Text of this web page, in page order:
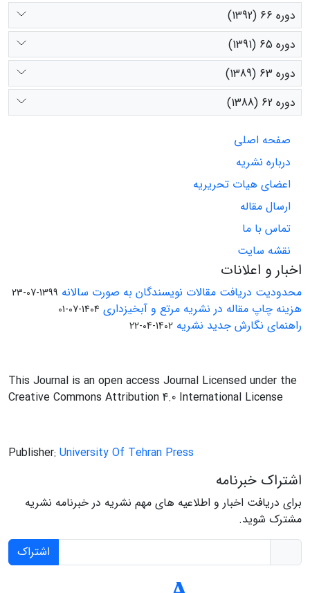
دوره 66 (1392)
دوره 65 (1391)
دوره 63 (1389)
دوره 62 (1388)
صفحه اصلی
درباره نشریه
اعضای هیات تحریریه
ارسال مقاله
تماس با ما
نقشه سایت
اخبار و اعلانات
محدودیت دریافت مقالات نویسندگان به صورت سالانه 1399-07-23
هزینه چاپ مقاله در نشریه مرتع و آبخیزداری 1404-07-01
راهنمای نگارش جدید نشریه 1402-04-22
This Journal is an open access Journal Licensed under the
Creative Commons Attribution 4.0 International License
Publisher: University Of Tehran Press
اشتراک خبرنامه
برای دریافت اخبار و اطلاعیه های مهم نشریه در خبرنامه نشریه
مشترک شوید.
اشتراک